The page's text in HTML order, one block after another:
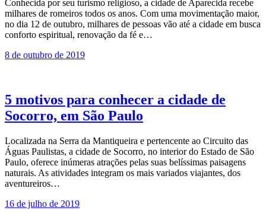
Conhecida por seu turismo religioso, a cidade de Aparecida recebe
milhares de romeiros todos os anos. Com uma movimentação maior,
no dia 12 de outubro, milhares de pessoas vão até a cidade em busca
conforto espiritual, renovação da fé e…
8 de outubro de 2019
5 motivos para conhecer a cidade de
Socorro, em São Paulo
Localizada na Serra da Mantiqueira e pertencente ao Circuito das
Águas Paulistas, a cidade de Socorro, no interior do Estado de São
Paulo, oferece inúmeras atrações pelas suas belíssimas paisagens
naturais. As atividades integram os mais variados viajantes, dos
aventureiros…
16 de julho de 2019